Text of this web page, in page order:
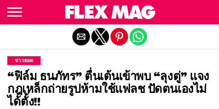
ข่าวฮอต
“ฟิล์ม ธนภัทร” ตื่นเต้นเข้าพบ “ลุงตู่” แจง
กฎเหล็กถ่ายรูปห้ามใช้แฟลช ปัดตนเองไม่
ได้ตั้ง!!
Exit mobile version